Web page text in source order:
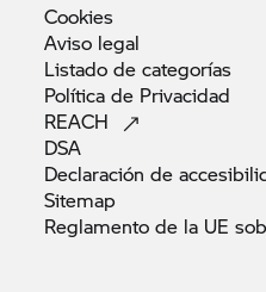
Cookies
Aviso legal
Listado decategorías
Política de Privacidad
REACH
DSA
Declaración de
Sitemap
Reglamento de la UE